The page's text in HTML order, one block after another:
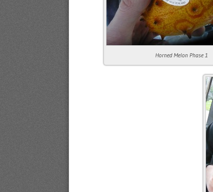
Horned Melon Phase 1